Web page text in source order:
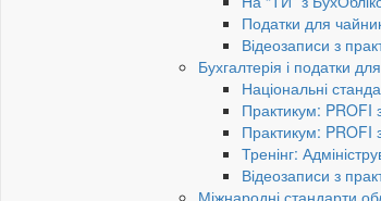
Податки для
Відеозаписи з
Бухгалтерія і податки
Національні
Практикум: PROFI
Практикум: PROFI
Тренінг:
Відеозаписи з